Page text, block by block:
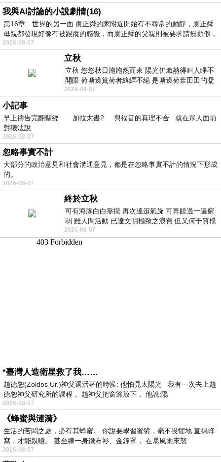
我與AI討論的小說劇情(16)
第16章 世界的另一面 虞正舜的家附近開始有不尋常的動靜，虞正舜
母親都發現好像有被跟蹤的感覺，而虞正舜的父親則被要求請無薪假，
2026-08-07
立秋
立秋 悠悠秋日施施然而來 陽光仍熾熱得叫人睜不
開眼 荷塘邊賞荷者絡繹不絕 是塘邊荷葉田田的凝
望 風中飄逸的是映日荷花別樣紅
2026-08-07
小記事
早上禱告完翻聖經 加拉太書2 與福音的真理不合 就在眾人面前
對磯法說
2026-08-07
忽略事實不計
大部分的政治意見和社會溝通意見，都是在忽略事實不計的情況下形成
的。
2026-08-07
終於立秋
可有海豚白白靠攏 再次遙迢氣旋 可再饒過一遍窮
弱 雖人間活動 已達文明極致之浪費 但又何干質樸
者 只能白白陪葬
2026-08-07
*臺灣人造衛星救了我……
趙德恕(Zoldos Ur.)神父還活著的時候: 他怕見太陽光 我有一次去上趙
德恕神父研究所的課程， 趙神父把窗簾放下， 他說:陽
2026-08-07
《蜂蜜與漣漪》
生活的苦悶之處，必有其蜂蜜。 你說要學習蜜獾，毫不畏懼地 直搗蜂
窩，才能親嚐。 甚至練一身鐵布衫、金鐘罩， 在暴風雨來襲
2026-08-07